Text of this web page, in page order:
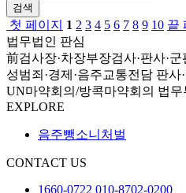
검색
첫 페이지 1 2 3 4 5 6 7 8 9 10 끝
법무법인 판심
前검사장·차장부장검사·판사·군
성범죄·경제·음주교통전담 판사
UN마약회의/방콕마약회의 법
EXPLORE
음주뺑소니처벌
CONTACT US
1660-0722 010-8702-0200